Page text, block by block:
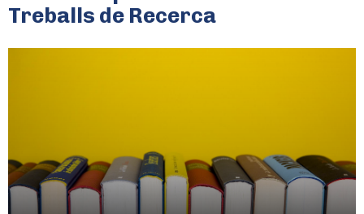
Treballs de Recerca